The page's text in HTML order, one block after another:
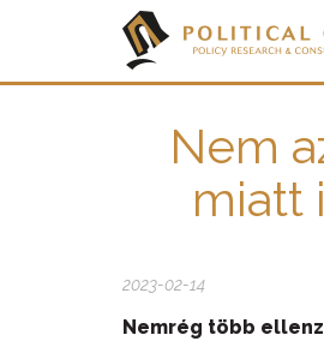
Nem
miatt
2023-02-14
Nemrég több